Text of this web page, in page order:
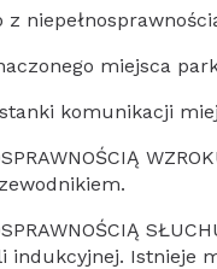
z
miejsca
komunikacji
Istnieje